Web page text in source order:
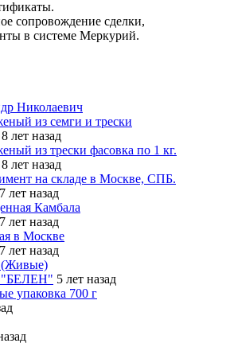
сопровождение сделки,
в системе Меркурий.
Николаевич
из семги и трески
8 лет назад
из трески фасовка по 1 кг.
8 лет назад
на складе в Москве, СПБ.
7 лет назад
Камбала
7 лет назад
в Москве
7 лет назад
(Живые)
"БЕЛЕН" 5 лет назад
упаковка 700 г